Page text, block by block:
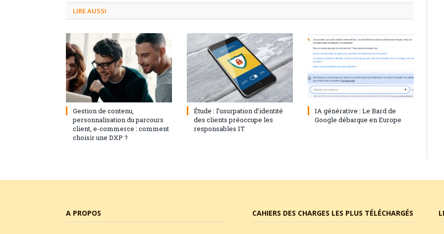
LIRE AUSSI
3 septembre 2024
Gestion de contenu,
personnalisation du parcours
client, e-commerce : comment
choisir une DXP ?
1 août 2023 0
Étude : l’usurpation d’identité
des clients préoccupe les
responsables IT
28 juillet 2023 0
IA générative : Le Bard de
Google débarque en Europe
A PROPOS CAHIERS DES CHARGES LES PLUS TÉLÉCHARGÉS